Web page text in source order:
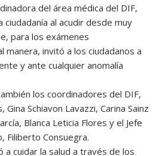
del área médica del DIF,
al acudir desde muy
para los exámenes
manera, invitó a los ciudadanos a
y ante cualquier anomalía
los coordinadores del DIF,
Schiavon Lavazzi, Carina Sainz
Blanca Leticia Flores y el Jefe
Filiberto Consuegra.
a cuidar la salud a través de los